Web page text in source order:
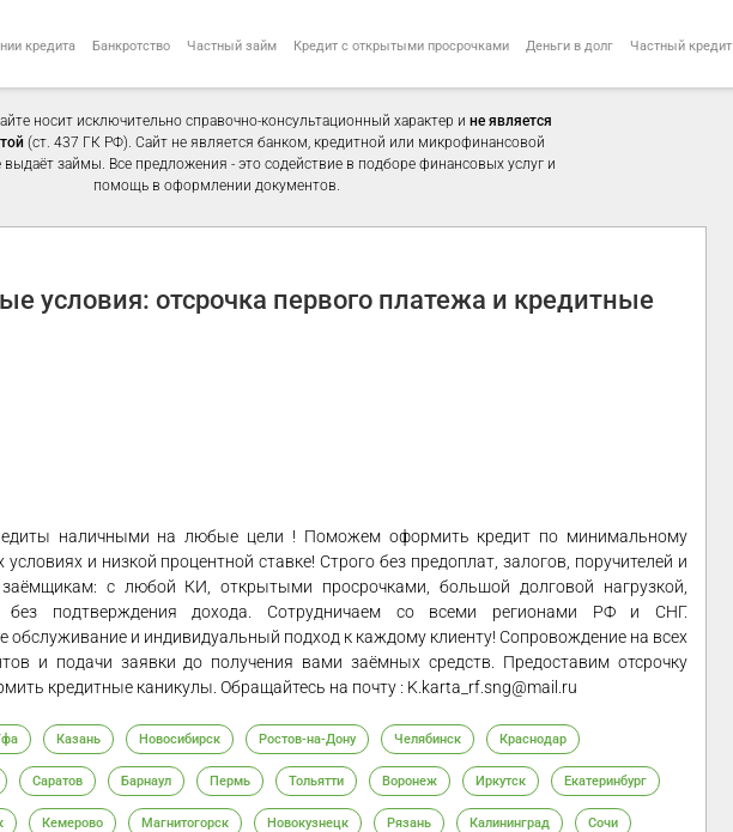
кредита Банкротство Частный займ Кредит с открытыми просрочками Деньги в долг Частный кредит
носит исключительно справочно-консультационный характер и не является
(ст. 437 ГК РФ). Сайт не является банком, кредитной или микрофинансовой
выдаёт займы. Все предложения - это содействие в подборе финансовых услуг и
помощь в оформлении документов.
условия: отсрочка первого платежа и кредитные
наличными на любые цели ! Поможем оформить кредит по минимальному
и низкой процентной ставке! Строго без предоплат, залогов, поручителей и
с любой КИ, открытыми просрочками, большой долговой нагрузкой,
подтверждения дохода. Сотрудничаем со всеми регионами РФ и СНГ.
обслуживание и индивидуальный подход к каждому клиенту! Сопровождение на всех
и подачи заявки до получения вами заёмных средств. Предоставим отсрочку
кредитные каникулы. Обращайтесь на почту : K.karta_rf.sng@mail.ru
Казань Новосибирск Ростов-на-Дону Челябинск Краснодар
Саратов Барнаул Пермь Тольятти Воронеж Иркутск Екатеринбург
Кемерово Магнитогорск Новокузнецк Рязань Калининград Сочи